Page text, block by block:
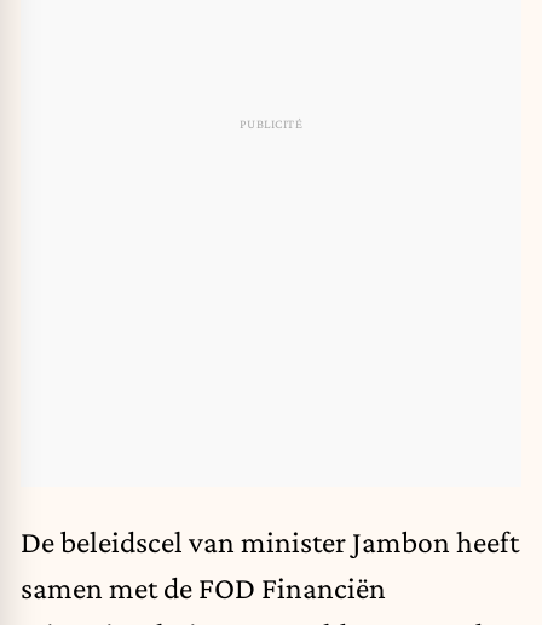
De beleidscel van minister Jambon heeft
samen met de FOD Financiën